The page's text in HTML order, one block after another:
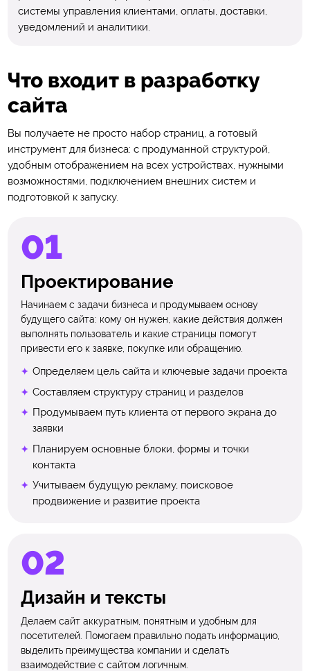
системы управления клиентами, оплаты, доставки,
уведомлений и аналитики.
Что входит в разработку
сайта
Вы получаете не просто набор страниц, а готовый
инструмент для бизнеса: с продуманной структурой,
удобным отображением на всех устройствах, нужными
возможностями, подключением внешних систем и
подготовкой к запуску.
Проектирование
Начинаем с задачи бизнеса и продумываем основу
будущего сайта: кому он нужен, какие действия должен
выполнять пользователь и какие страницы помогут
привести его к заявке, покупке или обращению.
Определяем цель сайта и ключевые задачи проекта
Составляем структуру страниц и разделов
Продумываем путь клиента от первого экрана до
заявки
Планируем основные блоки, формы и точки
контакта
Учитываем будущую рекламу, поисковое
продвижение и развитие проекта
Дизайн и тексты
Делаем сайт аккуратным, понятным и удобным для
посетителей. Помогаем правильно подать информацию,
выделить преимущества компании и сделать
взаимодействие с сайтом логичным.